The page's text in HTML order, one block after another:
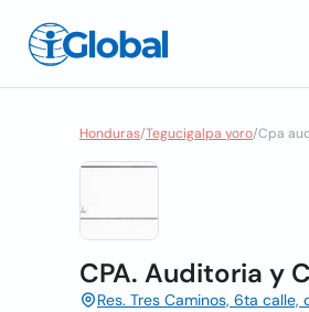
Honduras/Tegucigalpa yoro/Cpa
CPA. Auditoria y
Res. Tres Caminos, 6ta